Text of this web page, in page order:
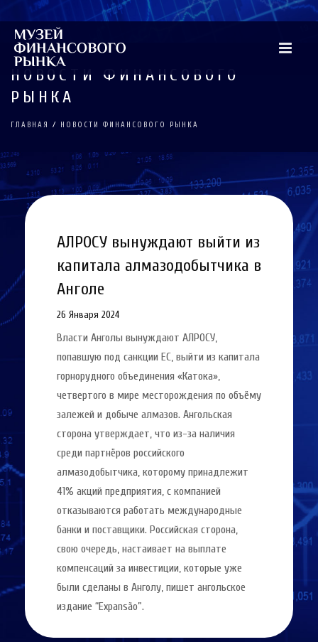
НОВОСТИ ФИНАНСОВОГО
РЫНКА
ГЛАВНАЯ / НОВОСТИ ФИНАНСОВОГО РЫНКА
АЛРОСУ вынуждают выйти из
капитала алмазодобытчика в
Анголе
26 Января 2024
Власти Анголы вынуждают АЛРОСУ,
попавшую под санкции ЕС, выйти из капитала
горнорудного объединения «Катока»,
четвертого в мире месторождения по объёму
залежей и добыче алмазов. Ангольская
сторона утверждает, что из-за наличия
среди партнёров российского
алмазодобытчика, которому принадлежит
41% акций предприятия, с компанией
отказываются работать международные
банки и поставщики. Российская сторона,
свою очередь, настаивает на выплате
компенсаций за инвестиции, которые уже
были сделаны в Анголу, пишет ангольское
издание “Expansão”.